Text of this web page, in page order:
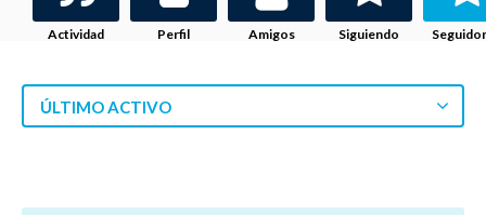
Actividad Perfil Amigos Siguiendo
ÚLTIMO ACTIVO